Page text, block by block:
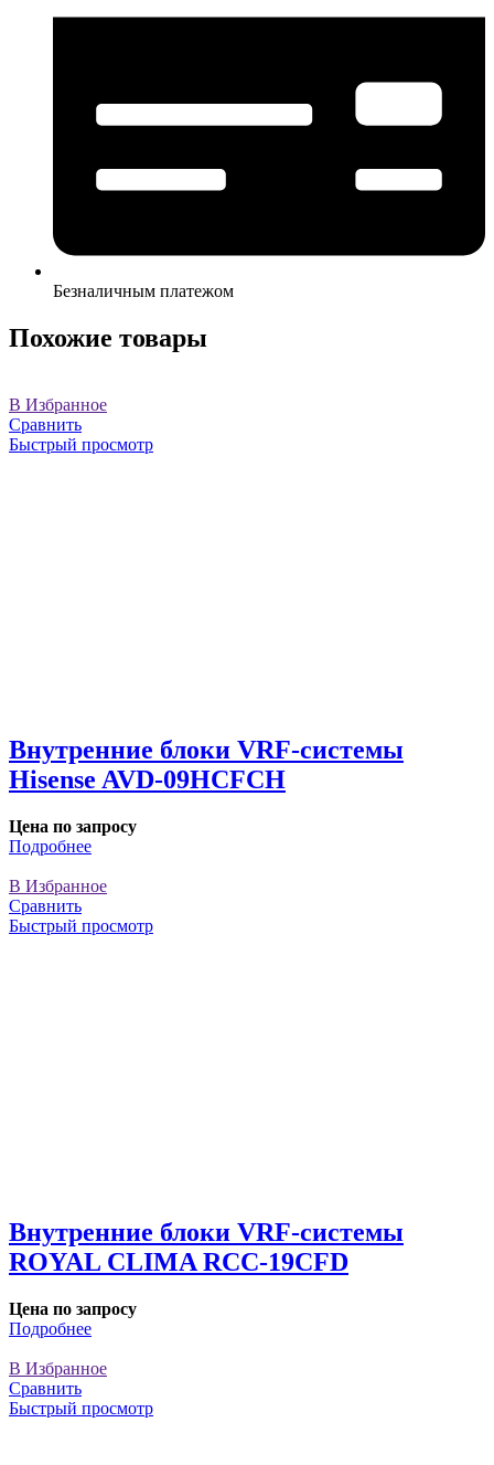
Безналичным платежом
Похожие товары
В Избранное
Сравнить
Быстрый просмотр
Внутренние блоки VRF-cистемы
Hisense AVD-09HCFCH
Цена по запросу
Подробнее
В Избранное
Сравнить
Быстрый просмотр
Внутренние блоки VRF-cистемы
ROYAL CLIMA RCC-19CFD
Цена по запросу
Подробнее
В Избранное
Сравнить
Быстрый просмотр